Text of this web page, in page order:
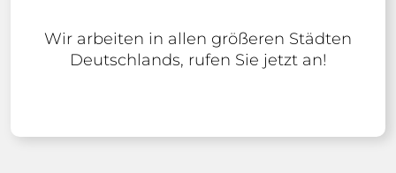
Wir arbeiten in allen größeren Städten
Deutschlands, rufen Sie jetzt an!